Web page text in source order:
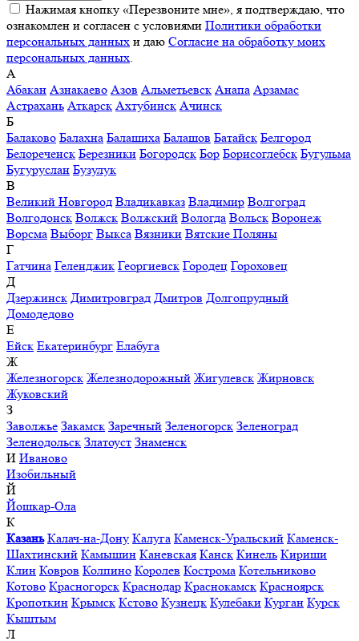
Нажимая кнопку «Перезвоните мне», я подтверждаю, что
ознакомлен и согласен с условиями Политики обработки
персональных данных и даю Согласие на обработку моих
персональных данных
А
Абакан Азнакаево Азов Альметьевск Анапа Арзамас
Астрахань Аткарск Ахтубинск Ачинск
Б
Балаково Балахна Балашиха Балашов Батайск Белгород
Белореченск Березники Богородск Бор Борисоглебск Бугульма
Бугуруслан Бузулук
В
Великий Новгород Владикавказ Владимир Волгоград
Волгодонск Волжск Волжский Вологда Вольск Воронеж
Ворсма Выборг Выкса Вязники Вятские Поляны
Г
Гатчина Геленджик Георгиевск Городец Гороховец
Д
Дзержинск Димитровград Дмитров Долгопрудный
Домодедово
Е
Ейск Екатеринбург Елабуга
Ж
Железногорск Железнодорожный Жигулевск Жирновск
Жуковский
З
Заволжье Закамск Заречный Зеленогорск Зеленоград
Зеленодольск Златоуст Знаменск
И Иваново
Изобильный
Й
Йошкар-Ола
К
Казань Калач-на-Дону Калуга Каменск-Уральский Каменск-
Шахтинский Камышин Каневская Канск Кинель Кириши
Клин Ковров Колпино Королев Кострома Котельниково
Котово Красногорск Краснодар Краснокамск Красноярск
Кропоткин Крымск Кстово Кузнецк Кулебаки Курган Курск
Кыштым
Л